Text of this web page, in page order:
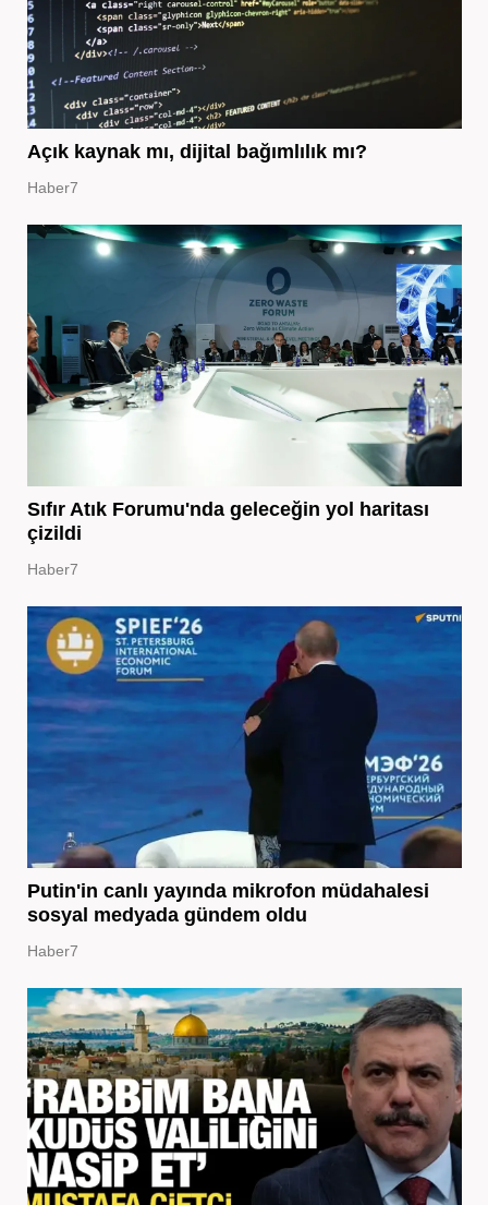
Açık kaynak mı, dijital bağımlılık mı?
Haber7
Sıfır Atık Forumu'nda geleceğin yol haritası
çizildi
Haber7
Putin'in canlı yayında mikrofon müdahalesi
sosyal medyada gündem oldu
Haber7